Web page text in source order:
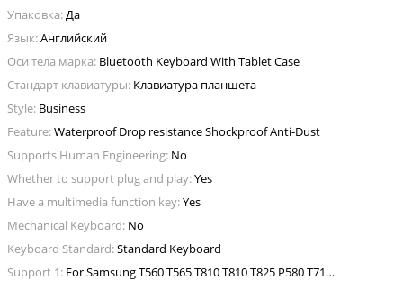
Упаковка:Да
Язык:Английский
Оси тела марка: Bluetooth Keyboard With Tablet Case
Стандарт клавиатуры: Клавиатура планшета
Style: Business
Feature:Waterproof Drop resistance Shockproof Anti-Dust
Supports Human Engineering: No
Whether to support plug and play:Yes
Have a multimedia function key:Yes
Mechanical Keyboard: No
Keyboard Standard:Standard Keyboard
Support 1:
For Samsung T560 T565 T810 T810 T825 P580 T710 P600 T350 N8000 T700